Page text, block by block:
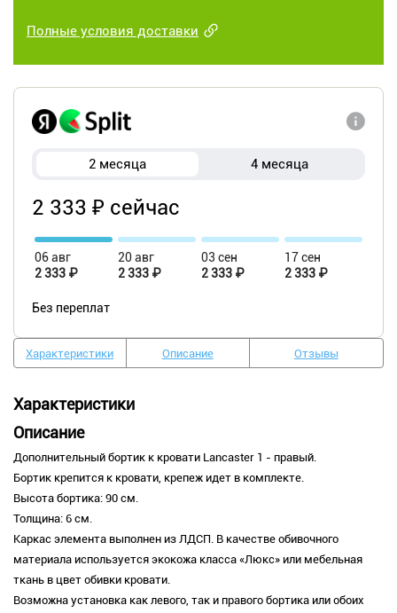
Полные условия доставки
2 месяца 4 месяца
2 333 ₽ сейчас
06 авг
2 333 ₽
20 авг
2 333 ₽
03 сен
2 333 ₽
17 сен
2 333 ₽
Без переплат
Характеристики Описание Отзывы
Характеристики
Описание
Дополнительный бортик к кровати Lancaster 1 - правый.
Бортик крепится к кровати, крепеж идет в комплекте.
Высота бортика: 90 см.
Толщина: 6 см.
Каркас элемента выполнен из ЛДСП. В качестве обивочного
материала используется экокожа класса «Люкс» или мебельная
ткань в цвет обивки кровати.
Возможна установка как левого, так и правого бортика или обоих